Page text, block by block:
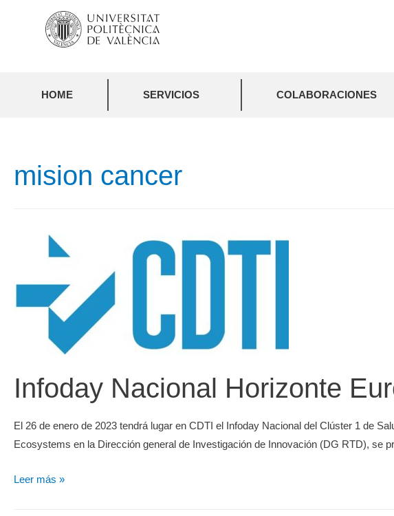
HOME SERVICIOS COLABORACIONES
mision cancer
Infoday Nacional Horizonte
El 26 de enero de 2023 tendrá lugar en CDTI el Infoday Nacional del Clúster 1 de
Ecosystems en la Dirección general de Investigación de Innovación (DG RTD), se
Leer más »